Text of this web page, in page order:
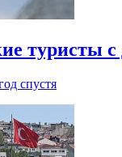
туристы с
спустя